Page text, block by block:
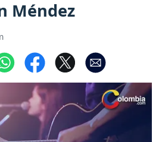
Méndez